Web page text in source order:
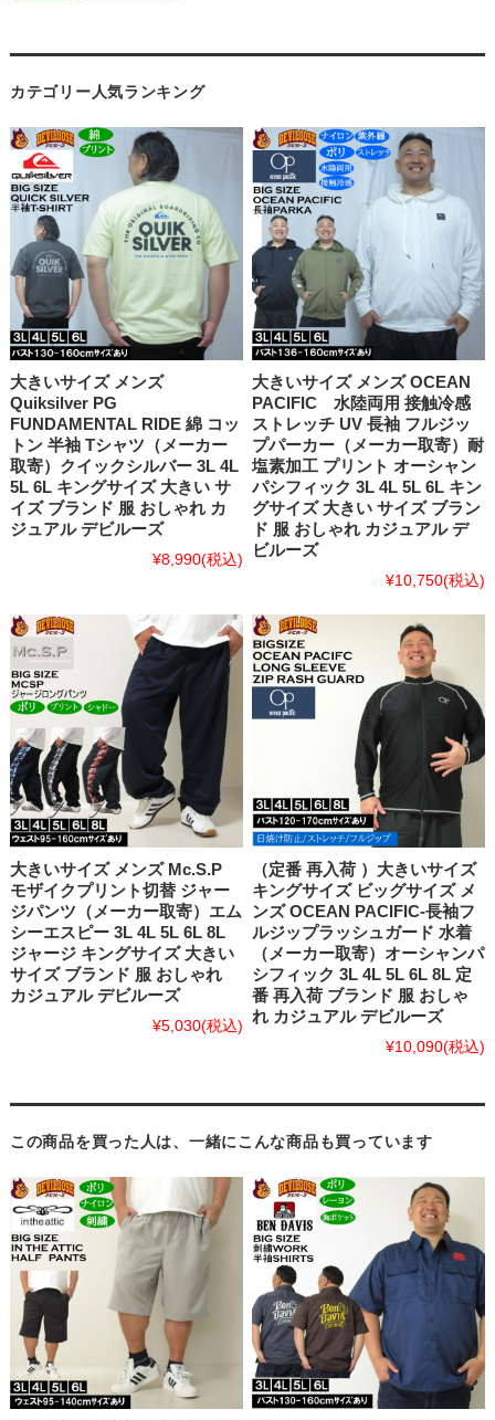
カテゴリー人気ランキング
大きいサイズ メンズ
Quiksilver PG
FUNDAMENTAL RIDE 綿 コッ
トン 半袖 Tシャツ（メーカー
取寄）クイックシルバー 3L 4L
5L 6L キングサイズ 大きい サ
イズ ブランド 服 おしゃれ カ
ジュアル デビルーズ
¥8,990(税込)
大きいサイズ メンズ OCEAN
PACIFIC 水陸両用 接触冷感
ストレッチ UV 長袖 フルジッ
プパーカー（メーカー取寄）耐
塩素加工 プリント オーシャン
パシフィック 3L 4L 5L 6L キン
グサイズ 大きい サイズ ブラン
ド 服 おしゃれ カジュアル デ
ビルーズ
¥10,750(税込)
大きいサイズ メンズ Mc.S.P
モザイクプリント切替 ジャー
ジパンツ（メーカー取寄）エム
シーエスピー 3L 4L 5L 6L 8L
ジャージ キングサイズ 大きい
サイズ ブランド 服 おしゃれ
カジュアル デビルーズ
¥5,030(税込)
（定番 再入荷 ）大きいサイズ
キングサイズ ビッグサイズ メ
ンズ OCEAN PACIFIC-長袖フ
ルジップラッシュガード 水着
（メーカー取寄）オーシャンパ
シフィック 3L 4L 5L 6L 8L 定
番 再入荷 ブランド 服 おしゃ
れ カジュアル デビルーズ
¥10,090(税込)
この商品を買った人は、一緒にこんな商品も買っています